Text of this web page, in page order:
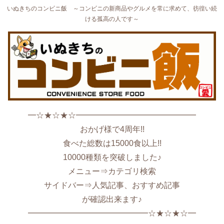
いぬきちのコンビニ飯 ～コンビニの新商品やグルメを常に求めて、彷徨い続
ける孤高の人です～
━☆★☆★☆━━━━━━━━━━━━━━━
おかげ様で4周年!!
食べた総数は15000食以上!!
10000種類を突破しました♪
メニュー⇒カテゴリ検索
サイドバー⇒人気記事、おすすめ記事
が確認出来ます♪
━━━━━━━━━━━━━━━☆★☆★☆━